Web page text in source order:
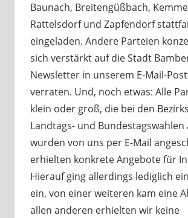
Baunach, Breitengüßbach,
Rattelsdorf und Zapfendorf
eingeladen. Andere Parteien
sich verstärkt auf die Stadt
Newsletter in unserem E-Mail-
verraten. Und, noch etwas: Alle
klein oder groß, die bei den
Landtags- und
wurden von uns per E-Mail
erhielten konkrete Angebote für
Hierauf ging allerdings lediglich
ein, von einer weiteren kam eine
allen anderen erhielten wir keine